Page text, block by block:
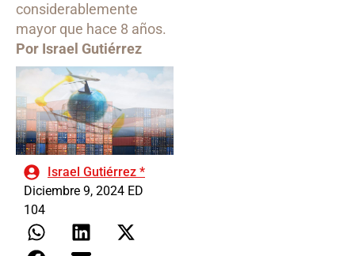
considerablemente
mayor que hace 8 años.
Por Israel Gutiérrez
Israel Gutiérrez *
Diciembre 9, 2024 ED
104